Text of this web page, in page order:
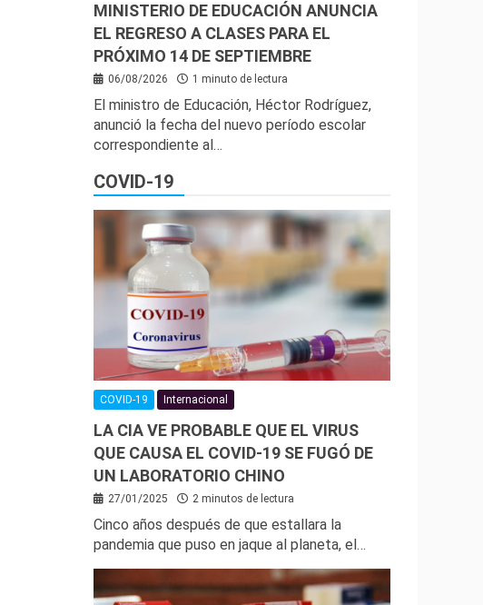
MINISTERIO DE EDUCACIÓN ANUNCIA
EL REGRESO A CLASES PARA EL
PRÓXIMO 14 DE SEPTIEMBRE
06/08/2026 1 minuto de lectura
El ministro de Educación, Héctor Rodríguez,
anunció la fecha del nuevo período escolar
correspondiente al…
COVID-19
COVID-19 Internacional
LA CIA VE PROBABLE QUE EL VIRUS
QUE CAUSA EL COVID-19 SE FUGÓ DE
UN LABORATORIO CHINO
27/01/2025 2 minutos de lectura
Cinco años después de que estallara la
pandemia que puso en jaque al planeta, el…